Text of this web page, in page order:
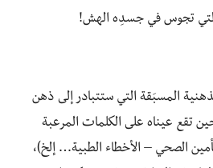
تجوس في جسدِه الهش!
المسبَقة التي ستتبادر إلى ذهن
تقع عيناه على الكلمات المرعبة
الصحي – الأخطاء الطبية… إلخ)،